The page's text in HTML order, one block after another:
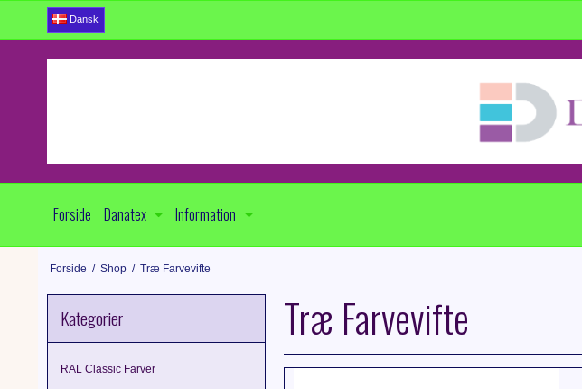
Dansk
Forside Danatex Information
Forside / Shop / Træ Farvevifte
Kategorier
RAL Classic Farver
Træ Farvevifte